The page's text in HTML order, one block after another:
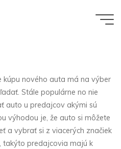
kúpu nového auta má na výber
Stále populárne no nie
auto u predajcov akými sú
výhodou je, že auto si môžete
a vybrať si z viacerých značiek
takýto predajcovia majú k